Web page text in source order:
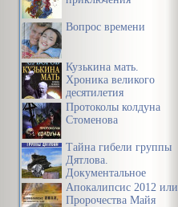
Вопрос времени
Кузькина мать.
Хроника великого
десятилетия
Протоколы колдуна
Стоменова
Тайна гибели группы
Дятлова.
Документальное
расследование
Апокалипсис 2012 или
Пророчества Майя